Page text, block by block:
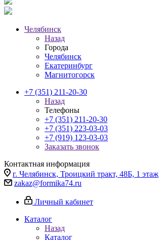
Челябинск
Назад
Города
Челябинск
Екатеринбург
Магнитогорск
+7 (351) 211-20-30
Назад
Телефоны
+7 (351) 211-20-30
+7 (351) 223-03-03
+7 (919) 123-03-03
Заказать звонок
Контактная информация
г. Челябинск, Троицкий тракт, 48Б, 1 этаж
zakaz@formika74.ru
Личный кабинет
Каталог
Назад
Каталог